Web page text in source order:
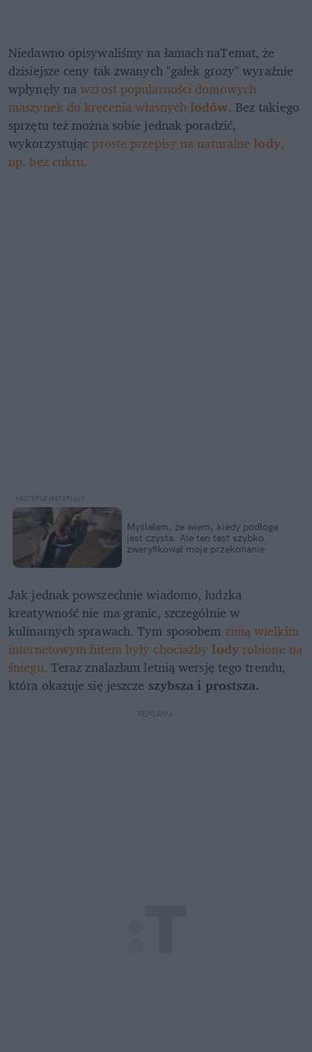
Niedawno opisywaliśmy na łamach naTemat, że
dzisiejsze ceny tak zwanych "gałek grozy" wyraźnie
wpłynęły na wzrost popularności domowych
maszynek do kręcenia własnych lodów. Bez takiego
sprzętu też można sobie jednak poradzić,
wykorzystując proste przepisy na naturalne lody,
np. bez cukru.
Myślałam, że wiem, kiedy podłoga
jest czysta. Ale ten test szybko
zweryfikował moje przekonanie
Jak jednak powszechnie wiadomo, ludzka
kreatywność nie ma granic, szczególnie w
kulinarnych sprawach. Tym sposobem zimą wielkim
internetowym hitem były chociażby lody robione na
śniegu. Teraz znalazłam letnią wersję tego trendu,
która okazuje się jeszcze szybsza i prostsza.
REKLAMA